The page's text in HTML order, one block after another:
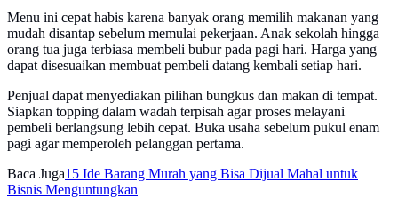
Menu ini cepat habis karena banyak orang memilih makanan yang
mudah disantap sebelum memulai pekerjaan. Anak sekolah hingga
orang tua juga terbiasa membeli bubur pada pagi hari. Harga yang
dapat disesuaikan membuat pembeli datang kembali setiap hari.
Penjual dapat menyediakan pilihan bungkus dan makan di tempat.
Siapkan topping dalam wadah terpisah agar proses melayani
pembeli berlangsung lebih cepat. Buka usaha sebelum pukul enam
pagi agar memperoleh pelanggan pertama.
Baca Juga15 Ide Barang Murah yang Bisa Dijual Mahal untuk
Bisnis Menguntungkan